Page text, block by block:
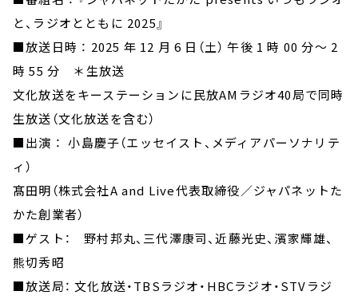
と、ラジオとともに 2025』
■放送日時 ： 2025 年 12 月 6 日（土） 午後 1 時 00 分～ 2
時 55 分 ＊生放送
文化放送をキーステーションに民放AMラジオ40局で同時
生放送（文化放送を含む）
■出演 ： 小島慶子（エッセイスト、メディアパーソナリテ
ィ）
髙田明（株式会社A and Live代表取締役／ジャパネットた
かた創業者）
■ゲスト： 野村邦丸、三代澤康司、近藤光史、濱家輝雄、
熊切秀昭
■放送局： 文化放送・TBSラジオ・HBCラジオ・STVラジ